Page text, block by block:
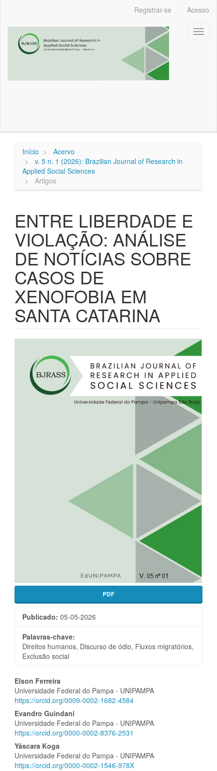
principal
Barra
Lateral
Registrar-se Acesso
Início
Acervo
v. 5 n. 1 (2026): Brazilian Journal of Research in
Applied Social Sciences
Artigos
ENTRE LIBERDADE E
VIOLAÇÃO: ANÁLISE
DE NOTÍCIAS SOBRE
CASOS DE
XENOFOBIA EM
SANTA CATARINA
lateral
de
artigos
PDF
Publicado: 05-05-2026
Palavras-chave:
Direitos humanos, Discurso de ódio, Fluxos migratórios,
Exclusão social
Conteúdo
do
artigo
principal
Elson Ferreira
Universidade Federal do Pampa - UNIPAMPA
https://orcid.org/0009-0002-1682-4584
Evandro Guindani
Universidade Federal do Pampa - UNIPAMPA
https://orcid.org/0000-0002-8376-2531
Yáscara Koga
Universidade Federal do Pampa - UNIPAMPA
https://orcid.org/0000-0002-1546-978X